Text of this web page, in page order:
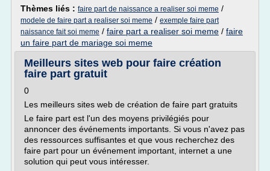
Thèmes liés : faire part de naissance a realiser soi meme /
modele de faire part a realiser soi meme / exemple faire part
naissance fait soi meme / faire part a realiser soi meme / faire
un faire part de mariage soi meme
Meilleurs sites web pour faire création
faire part gratuit
0
Les meilleurs sites web de création de faire part gratuits
Le faire part est l'un des moyens privilégiés pour
annoncer des événements importants. Si vous n'avez pas
des ressources suffisantes et que vous recherchez des
faire part pour un événement important, internet a une
solution qui peut vous intéresser.